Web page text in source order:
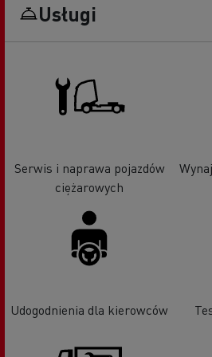
Usługi
Serwis i naprawa pojazdów
ciężarowych
Udogodnienia dla kierowców